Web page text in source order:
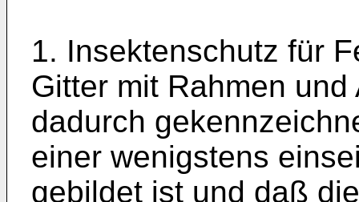
1. Insektenschutz für
Gitter mit Rahmen
dadurch
einer wenigstens
gebildet ist und daß